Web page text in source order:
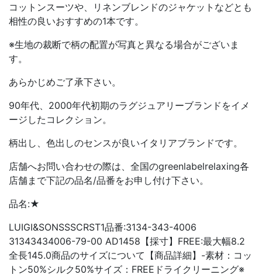
コットンスーツや、リネンブレンドのジャケットなどとも
相性の良いおすすめの1本です。
※生地の裁断で柄の配置が写真と異なる場合がございま
す。
あらかじめご了承下さい。
90年代、2000年代初期のラグジュアリーブランドをイメ
ージしたコレクション。
柄出し、色出しのセンスが良いイタリアブランドです。
店舗へお問い合わせの際は、全国のgreenlabelrelaxing各
店舗まで下記の品名/品番をお申し付け下さい。
品名:★
LUIGI&SONSSSCRST1品番:3134-343-4006
31343434006-79-00 AD1458【採寸】FREE:最大幅8.2
全長145.0商品のサイズについて【商品詳細】-素材：コッ
トン50%シルク50%サイズ：FREEドライクリーニング※